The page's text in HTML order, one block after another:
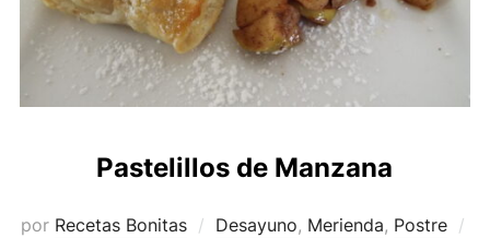
Pastelillos de Manzana
por Recetas Bonitas Desayuno, Merienda, Postre